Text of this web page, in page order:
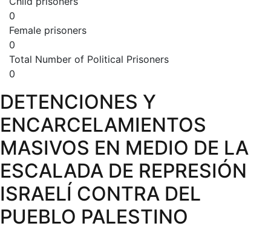
0
Female prisoners
0
Total Number of Political Prisoners
0
DETENCIONES Y
ENCARCELAMIENTOS
MASIVOS EN MEDIO DE LA
ESCALADA DE REPRESIÓN
ISRAELÍ CONTRA DEL
PUEBLO PALESTINO